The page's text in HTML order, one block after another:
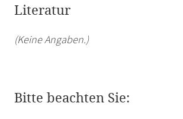
Literatur
(Keine Angaben.)
Bitte beachten Sie: